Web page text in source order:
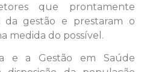
que prontamente
da gestão e prestaram o
medida do possível.
e a Gestão em Saúde